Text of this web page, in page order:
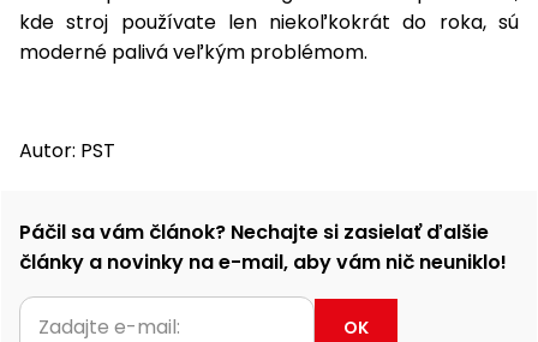
kde stroj používate len niekoľkokrát do roka, sú
moderné palivá veľkým problémom.
Autor: PST
Páčil sa vám článok? Nechajte si zasielať ďalšie
články a novinky na e-mail, aby vám nič neuniklo!
OK